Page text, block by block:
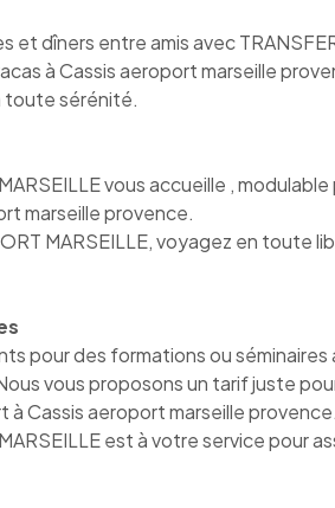
et dîners entre amis avec
à Cassis aeroport marseille
toute sérénité.
vous accueille ,
marseille provence.
MARSEILLE, voyagez en
pour des formations ou séminaires
vous proposons un tarif juste
à Cassis aeroport marseille provence.
est à votre service pour